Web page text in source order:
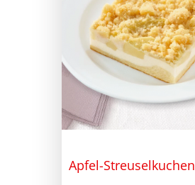
Apfel-Streuselkuchen